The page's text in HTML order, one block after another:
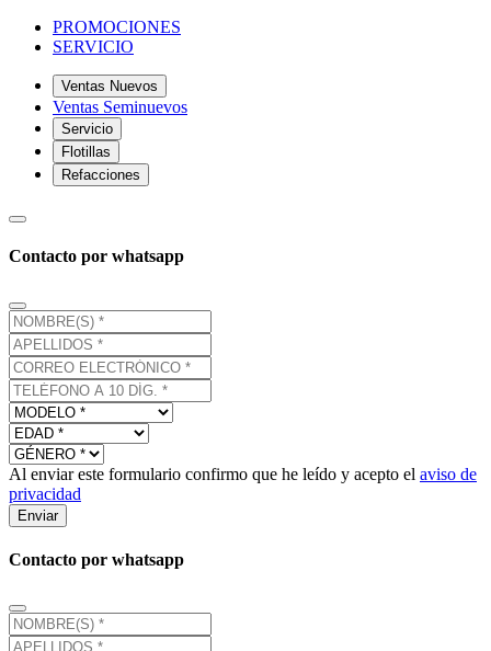
PROMOCIONES
SERVICIO
Ventas Nuevos
Ventas Seminuevos
Servicio
Flotillas
Refacciones
Contacto por whatsapp
Al enviar este formulario confirmo que he leído y acepto el aviso de
privacidad
Enviar
Contacto por whatsapp